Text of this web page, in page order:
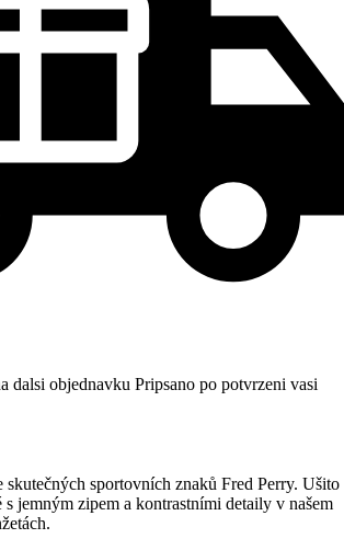
dalsi objednavku Pripsano po potvrzeni vasi
skutečných sportovních znaků Fred Perry. Ušito
s jemným zipem a kontrastními detaily v našem